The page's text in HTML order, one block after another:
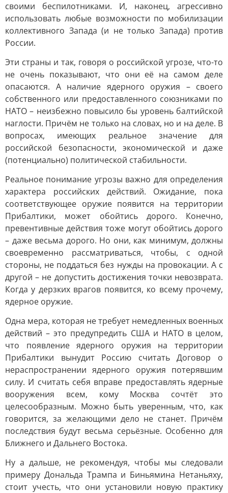
своими беспилотниками. И, наконец, агрессивно
использовать любые возможности по мобилизации
коллективного Запада (и не только Запада) против
России.
Эти страны и так, говоря о российской угрозе, что-то
не очень показывают, что они её на самом деле
опасаются. А наличие ядерного оружия – своего
собственного или предоставленного союзниками по
НАТО – неизбежно повысило бы уровень балтийской
наглости. Причём не только на словах, но и на деле. В
вопросах, имеющих реальное значение для
российской безопасности, экономической и даже
(потенциально) политической стабильности.
Реальное понимание угрозы важно для определения
характера российских действий. Ожидание, пока
соответствующее оружие появится на территории
Прибалтики, может обойтись дорого. Конечно,
превентивные действия тоже могут обойтись дорого
– даже весьма дорого. Но они, как минимум, должны
своевременно рассматриваться, чтобы, с одной
стороны, не поддаться без нужды на провокации. А с
другой – не допустить достижения точки невозврата.
Когда у дерзких врагов появится, ко всему прочему,
ядерное оружие.
Одна мера, которая не требует немедленных военных
действий – это предупредить США и НАТО в целом,
что появление ядерного оружия на территории
Прибалтики вынудит Россию считать Договор о
нераспространении ядерного оружия потерявшим
силу. И считать себя вправе предоставлять ядерные
вооружения всем, кому Москва сочтёт это
целесообразным. Можно быть уверенным, что, как
говорится, за желающими дело не станет. Причём
последствия будут весьма серьёзные. Особенно для
Ближнего и Дальнего Востока.
Ну а дальше, не рекомендуя, чтобы мы следовали
примеру Дональда Трампа и Биньямина Нетаньяху,
стоит учесть, что они установили новую практику